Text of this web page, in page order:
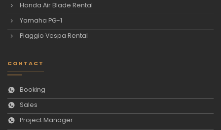
Honda Air Blade Rental
Yamaha PG-1
Piaggio Vespa Rental
CONTACT
Booking
Sales
Project Manager